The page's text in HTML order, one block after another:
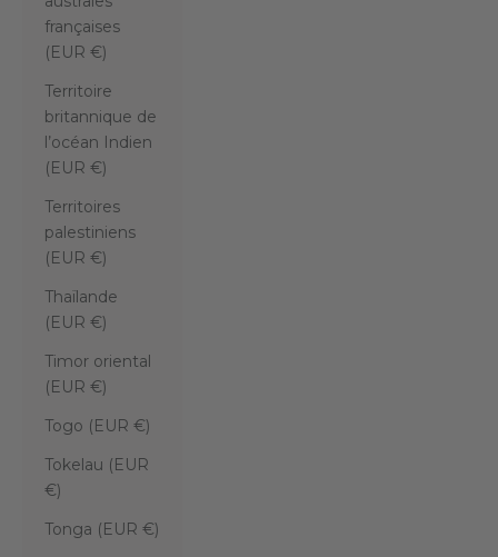
françaises
(EUR €)
Territoire
britannique de
l’océan Indien
(EUR €)
Territoires
palestiniens
(EUR €)
Thaïlande
(EUR €)
Timor oriental
(EUR €)
Togo (EUR €)
Tokelau (EUR
€)
Tonga (EUR €)